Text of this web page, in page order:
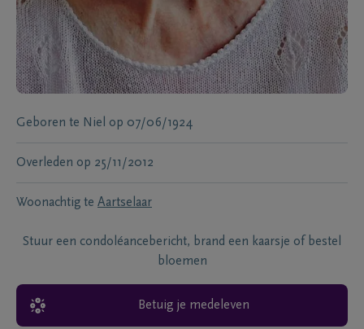
Geboren te Niel op 07/06/1924
Overleden op 25/11/2012
Woonachtig te Aartselaar
Stuur een condoléancebericht, brand een kaarsje of bestel
bloemen
Betuig je medeleven